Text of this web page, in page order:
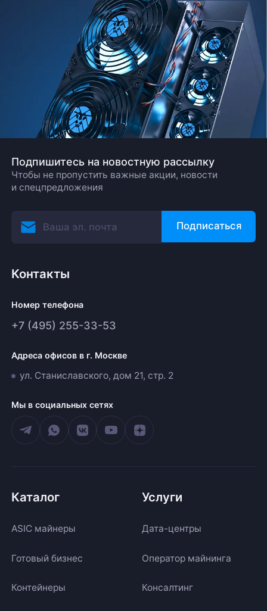
Подпишитесь на новостную рассылку
Чтобы не пропустить важные акции, новости
и спецпредложения
Подписаться
Контакты
Номер телефона
+7 (495) 255-33-53
Адреса офисов в г. Москве
ул. Станиславского, дом 21, стр. 2
Мы в социальных сетях
Каталог
ASIC майнеры
Готовый бизнес
Контейнеры
Услуги
Дата-центры
Оператор майнинга
Консалтинг